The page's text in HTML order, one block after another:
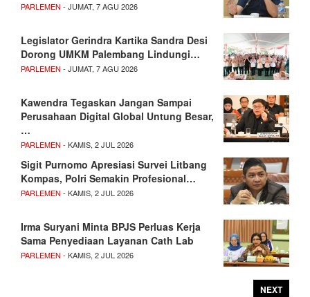
PARLEMEN - JUMAT, 7 AGU 2026
Legislator Gerindra Kartika Sandra Desi
Dorong UMKM Palembang Lindungi…
PARLEMEN - JUMAT, 7 AGU 2026
Kawendra Tegaskan Jangan Sampai
Perusahaan Digital Global Untung Besar,
…
PARLEMEN - KAMIS, 2 JUL 2026
Sigit Purnomo Apresiasi Survei Litbang
Kompas, Polri Semakin Profesional…
PARLEMEN - KAMIS, 2 JUL 2026
Irma Suryani Minta BPJS Perluas Kerja
Sama Penyediaan Layanan Cath Lab
PARLEMEN - KAMIS, 2 JUL 2026
NEXT